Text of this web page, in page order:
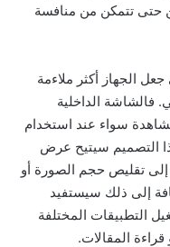
حتى تتمكن من منافسة
الجهاز أكثر ملاءمة
فالشاشة الداخلية
سواء عند استخدام
التصميم سيتيح عرض
تقليص حجم الصورة أو
إلى ذلك سيستفيد
التطبيقات المختلفة
قراءة المقالات.